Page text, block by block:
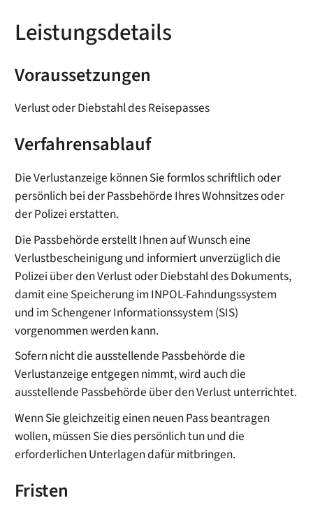
Leistungsdetails
Voraussetzungen
Verlust oder Diebstahl des Reisepasses
Verfahrensablauf
Die Verlustanzeige können Sie formlos schriftlich oder
persönlich bei der Passbehörde Ihres Wohnsitzes oder
der Polizei erstatten.
Die Passbehörde erstellt Ihnen auf Wunsch eine
Verlustbescheinigung und informiert unverzüglich die
Polizei über den Verlust oder Diebstahl des Dokuments,
damit eine Speicherung im INPOL-Fahndungssystem
und im Schengener Informationssystem (SIS)
vorgenommen werden kann.
Sofern nicht die ausstellende Passbehörde die
Verlustanzeige entgegen nimmt, wird auch die
ausstellende Passbehörde über den Verlust unterrichtet.
Wenn Sie gleichzeitig einen neuen Pass beantragen
wollen, müssen Sie dies persönlich tun und die
erforderlichen Unterlagen dafür mitbringen.
Fristen